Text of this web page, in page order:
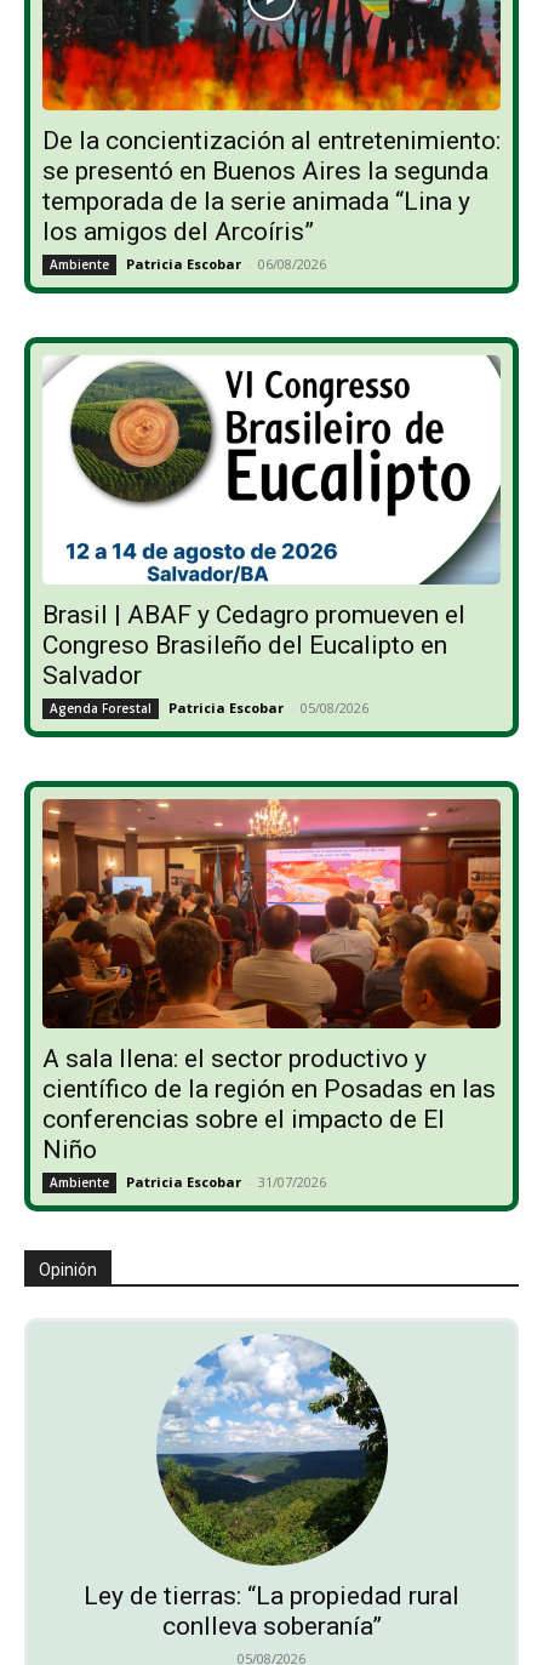
De la concientización al entretenimiento:
se presentó en Buenos Aires la segunda
temporada de la serie animada “Lina y
los amigos del Arcoíris”
Ambiente Patricia Escobar - 06/08/2026
Brasil | ABAF y Cedagro promueven el
Congreso Brasileño del Eucalipto en
Salvador
Agenda Forestal Patricia Escobar - 05/08/2026
A sala llena: el sector productivo y
científico de la región en Posadas en las
conferencias sobre el impacto de El
Niño
Ambiente Patricia Escobar - 31/07/2026
Opinión
Ley de tierras: “La propiedad rural
conlleva soberanía”
05/08/2026